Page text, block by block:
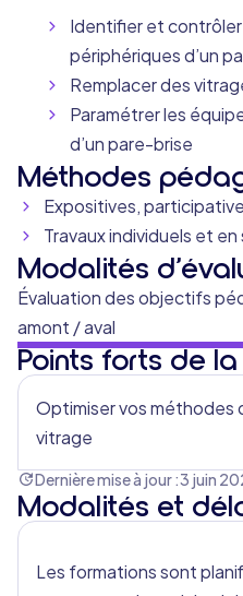
Identifier et
périphériques d’un
Remplacer des
Paramétrer les
d’un pare-brise
Méthodes
Expositives,
Travaux individuels et
Modalités
Évaluation des objectifs
amont / aval
Points forts de
Optimiser vos méthodes
vitrage
Dernière mise à jour :3 juin
Modalités et
Les formations sont